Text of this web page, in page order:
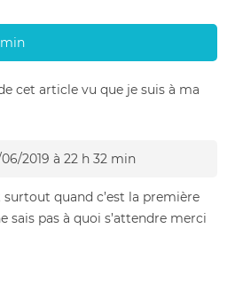
min
cet article vu que je suis à ma
06/2019 à 22 h 32 min
surtout quand c’est la première
sais pas à quoi s’attendre merci